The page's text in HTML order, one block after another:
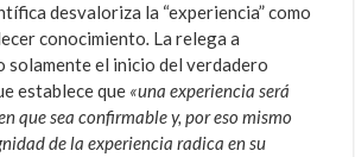
desvaloriza la “experiencia” como
conocimiento. La relega a
solamente el inicio del verdadero
establece que «una experiencia será
que sea confirmable y, por eso mismo
de la experiencia radica en su